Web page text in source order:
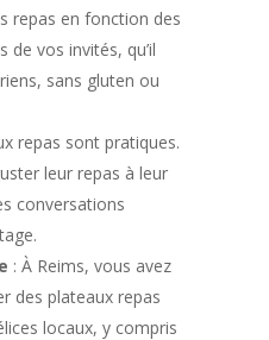
repas en fonction des
de vos invités, qu’il
sans gluten ou
repas sont pratiques.
leur repas à leur
conversations
: À Reims, vous avez
des plateaux repas
locaux, y compris